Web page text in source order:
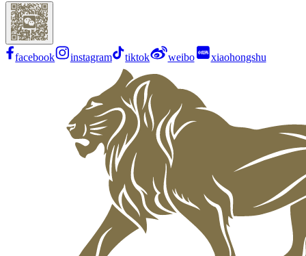
facebook instagram tiktok weibo xiaohongshu